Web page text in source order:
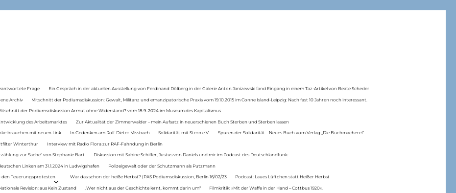
Frage Ein Gespräch in der aktuellen Ausstellung von Ferdinand Dölberg in der Galerie Anton Janizewski fand Eingang in einem Taz-Artikel von Beate Scheder
Archiv Mitschnitt der Podiumsdiskussion: Gewalt, Militanz und emanzipatorische Praxis vom 19.10.2015 im Conne Island-Leipzig: Nach fast 10 Jahren noch interessant.
der Podiumsdiskussion Armut ohne Widerstand? vom 18.9..2024 im Museum des Kapitalismus
des Arbeitsmarktes Zur Aktualität der Zimmerwalder – mein Aufsatz in neuerschienen Buch Sterben und Sterben lassen
brauchen mit neuen Link In Gedenken am Rolf-Dieter Missbach Solidarität mit Stern e.V. Spuren der Solidarität – Neues Buch vom Verlag „Die Buchmacherei“
Winterthur Interview mit Radio Flora zur RAF-Fahndung in Berlin
zur Sache“ von Stephanie Bart Diskussion mit Sabine Schiffer, Justus von Daniels und mir im Podcast des Deutschlandfunk:
Linken am 31.1.2024 in Ludwigshafen Polizeigewalt oder der Schutzmann als Putzmann
den Teuerungsprotesten War das schon der heiße Herbst? (PAS Podiumsdiskussion, Berlin 16/02/23 Podcast: Laues Lüftchen statt Heißer Herbst
Revision: aus Kein Zustand „Wer nicht aus der Geschichte lernt, kommt darin um“ Filmkritik: »Mit der Waffe in der Hand – Cottbus 1920«.